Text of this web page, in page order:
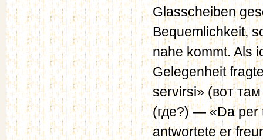
Glasscheiben
Bequemlichkeit,
nahe kommt. Als
Gelegenheit
servirsi» (вот
(где?) — «Da per
antwortete er